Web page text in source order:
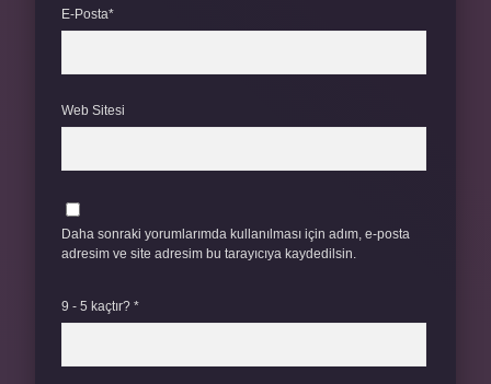
E-Posta*
Web Sitesi
Daha sonraki yorumlarımda kullanılması için adım, e-posta
adresim ve site adresim bu tarayıcıya kaydedilsin.
9 - 5 kaçtır? *